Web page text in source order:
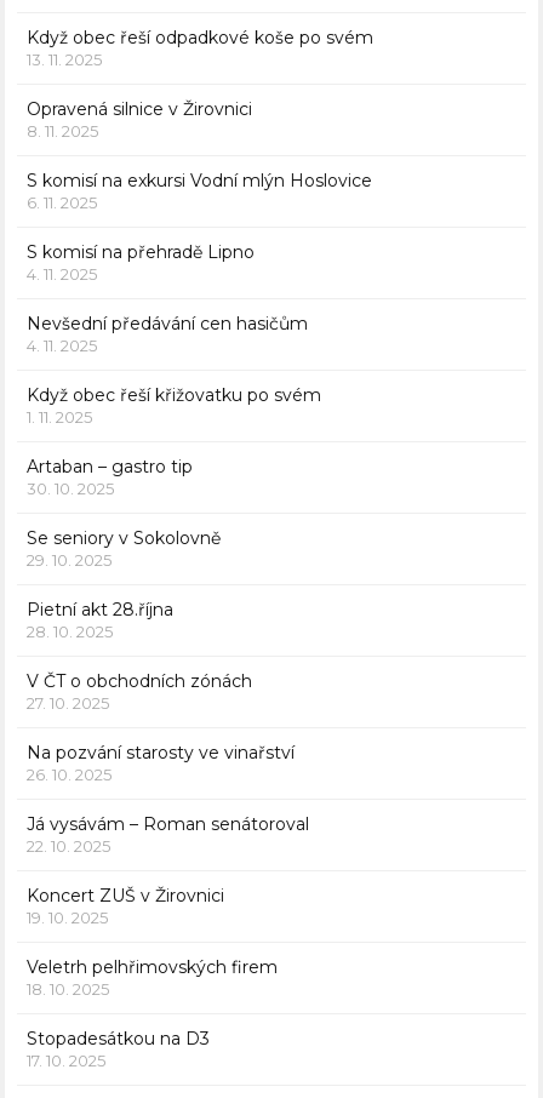
Když obec řeší odpadkové koše po svém
13. 11. 2025
Opravená silnice v Žirovnici
8. 11. 2025
S komisí na exkursi Vodní mlýn Hoslovice
6. 11. 2025
S komisí na přehradě Lipno
4. 11. 2025
Nevšední předávání cen hasičům
4. 11. 2025
Když obec řeší křižovatku po svém
1. 11. 2025
Artaban – gastro tip
30. 10. 2025
Se seniory v Sokolovně
29. 10. 2025
Pietní akt 28.října
28. 10. 2025
V ČT o obchodních zónách
27. 10. 2025
Na pozvání starosty ve vinařství
26. 10. 2025
Já vysávám – Roman senátoroval
22. 10. 2025
Koncert ZUŠ v Žirovnici
19. 10. 2025
Veletrh pelhřimovských firem
18. 10. 2025
Stopadesátkou na D3
17. 10. 2025